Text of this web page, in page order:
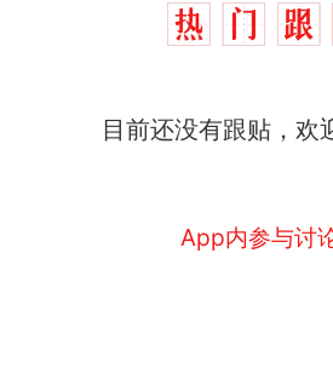
目前还没有跟贴，欢
App内参与讨